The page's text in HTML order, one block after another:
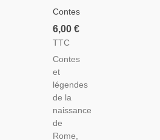
Contes
Et
Légendes
Naissance
De
Rome,
Laura
Orvieto,
1965 -,
6,00 €
TTC
Contes
et
légendes
de la
naissance
de
Rome,